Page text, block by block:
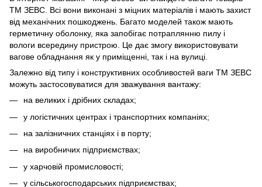
ТМ ЗЕВС. Всі вони виконані з міцних матеріалів і мають захист
від механічних пошкоджень. Багато моделей також мають
герметичну оболонку, яка запобігає потраплянню пилу і
вологи всередину пристрою. Це дає змогу використовувати
вагове обладнання як у приміщенні, так і на вулиці.
Залежно від типу і конструктивних особливостей ваги ТМ ЗЕВС
можуть застосовуватися для зважування вантажу:
на великих і дрібних складах;
у логістичних центрах і транспортних компаніях;
на залізничних станціях і в порту;
на виробничих підприємствах;
у харчовій промисловості;
у сільськогосподарських підприємствах;